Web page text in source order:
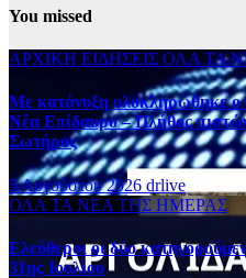
You missed
ΑΡΧΙΚΗ ΕΙΔΗΣΕΙΣ ΟΛΑ ΤΑ
Με κατάνυξη ολοκληρώθηκε ο
Νέα Επίδαυρο – Πλήθος
Σωτήρος
5 Αυγούστου 2026 drlive
ΟΛΑ ΤΑ ΝΕΑ ΤΗΣ ΗΜΕΡΑΣ
Ελεύθεροι οι δύο
31ης Ιουλίου